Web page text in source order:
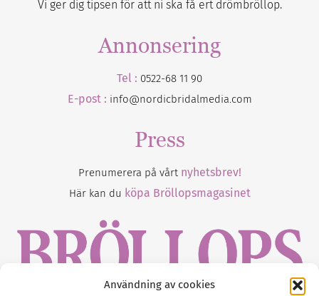
Användning av cookies
Vi ger dig tipsen för att ni ska få ert drömbröllop.
Annonsering
Tel : 0522-68 11 90
E-post : info@nordicbridalmedia.com
Press
Prenumerera på vårt nyhetsbrev!
Här kan du köpa Bröllopsmagasinet